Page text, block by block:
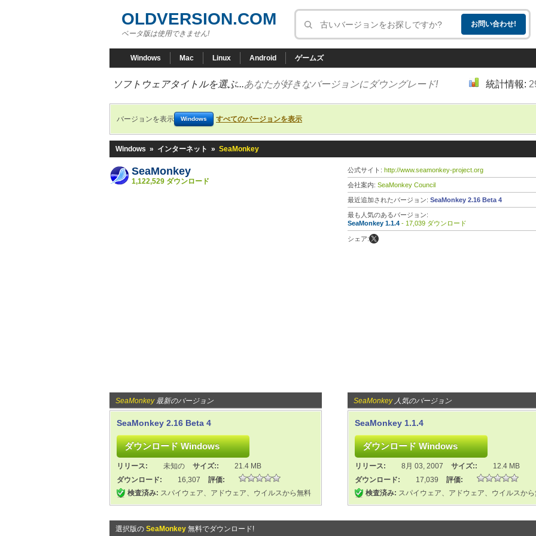
OLDVERSION.COM
ベータ版は使用できません!
Windows Mac Linux Android ゲームズ
ソフトウェアタイトルを選ぶ...あなたが好きなバージョンにダウングレード! 統計情報:
バージョンを表示 Windows すべてのバージョンを表示
Windows » インターネット » SeaMonkey
SeaMonkey
1,122,529 ダウンロード
公式サイト: http://www.seamonkey-project.org
会社案内: SeaMonkey Council
最近追加されたバージョン: SeaMonkey 2.16 Beta 4
最も人気のあるバージョン:
SeaMonkey 1.1.4 - 17,039 ダウンロード
シェア:
SeaMonkey最新のバージョン
SeaMonkey 2.16 Beta 4
リリース: 未知の サイズ::
21.4 MB
ダウンロード:
16,307
評価:
検査済み: スパイウェア、アドウェア、ウイルスから無料
SeaMonkey人気のバージョン
SeaMonkey 1.1.4
リリース: 8月 03, 2007 サイズ::
12.4 MB
ダウンロード:
17,039
評価:
検査済み: スパイウェア、アドウェア、ウイルスか
選択版の SeaMonkey 無料でダウンロード!